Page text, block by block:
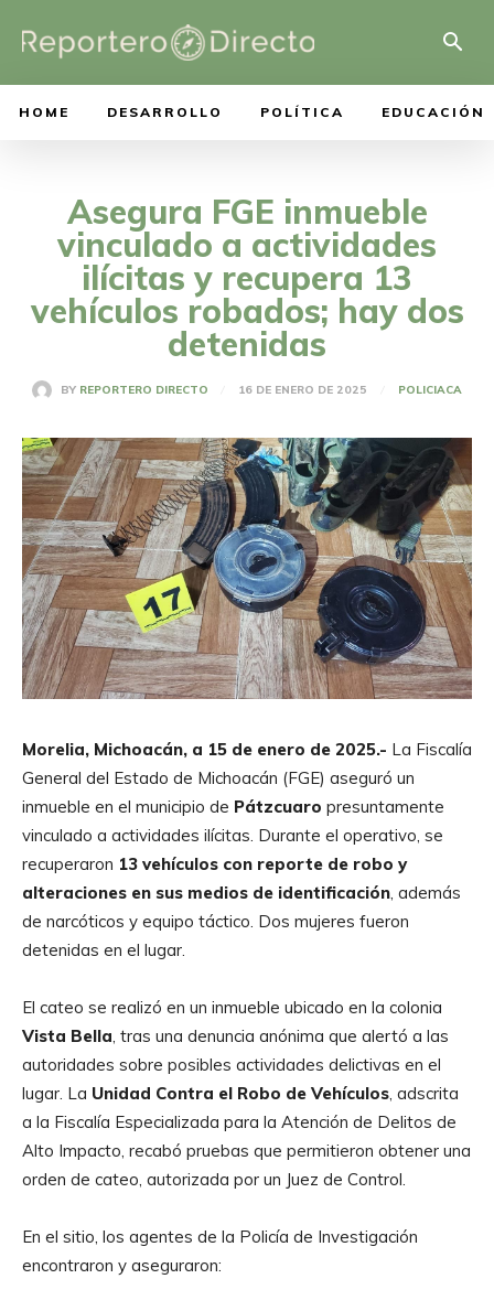
HOME DESARROLLO POLÍTICA EDUCACIÓN
Asegura FGE inmueble
vinculado a actividades
ilícitas y recupera 13
vehículos robados; hay dos
detenidas
BY REPORTERO DIRECTO 16 DE ENERO DE 2025 POLICIACA
Morelia, Michoacán, a 15 de enero de 2025.- La Fiscalía
General del Estado de Michoacán (FGE) aseguró un
inmueble en el municipio de Pátzcuaro presuntamente
vinculado a actividades ilícitas. Durante el operativo, se
recuperaron 13 vehículos con reporte de robo y
alteraciones en sus medios de identificación, además
de narcóticos y equipo táctico. Dos mujeres fueron
detenidas en el lugar.
El cateo se realizó en un inmueble ubicado en la colonia
Vista Bella, tras una denuncia anónima que alertó a las
autoridades sobre posibles actividades delictivas en el
lugar. La Unidad Contra el Robo de Vehículos, adscrita
a la Fiscalía Especializada para la Atención de Delitos de
Alto Impacto, recabó pruebas que permitieron obtener una
orden de cateo, autorizada por un Juez de Control.
En el sitio, los agentes de la Policía de Investigación
encontraron y aseguraron: